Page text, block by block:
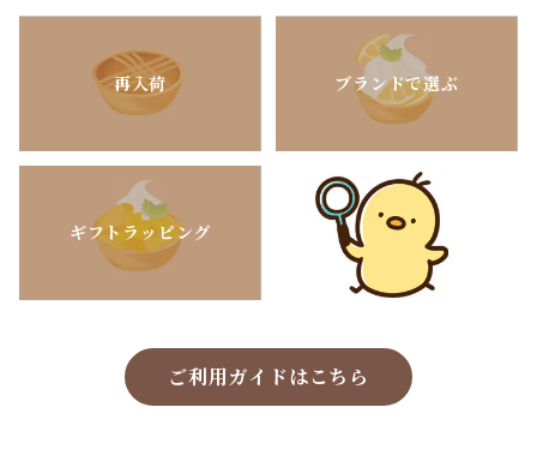
再入荷 ブランドで選ぶ
ギフトラッピング
ご利用ガイドはこちら